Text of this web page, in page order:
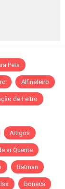
Pets
Alfineteiro
de Feltro
Artigos
ar Quente
Batman
boneca